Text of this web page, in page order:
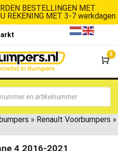
BESTELLINGEN MET
REKENING MET 3-7 werkdagen
0
» Renault Voorbumpers »
4 2016-2021